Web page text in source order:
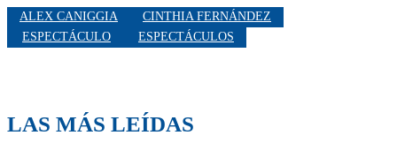
ALEX CANIGGIA
CINTHIA FERNÁNDEZ
ESPECTÁCULO
ESPECTÁCULOS
LAS MÁS LEÍDAS